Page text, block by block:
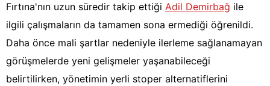
Fırtına'nın uzun süredir takip ettiği Adil Demirbağ ile
ilgili çalışmaların da tamamen sona ermediği öğrenildi.
Daha önce mali şartlar nedeniyle ilerleme sağlanamayan
görüşmelerde yeni gelişmeler yaşanabileceği
belirtilirken, yönetimin yerli stoper alternatiflerini